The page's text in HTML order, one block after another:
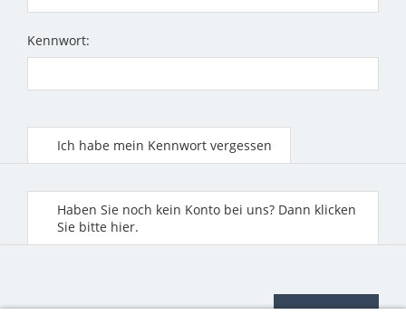
Kennwort:
Ich habe mein Kennwort vergessen
Haben Sie noch kein Konto bei uns? Dann klicken
Sie bitte hier.